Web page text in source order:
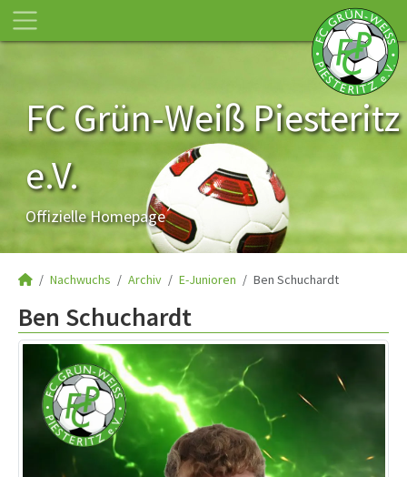
FC Grün-Weiß Piesteritz
e.V.
Offizielle Homepage
Nachwuchs Archiv E-Junioren Ben Schuchardt
Ben Schuchardt